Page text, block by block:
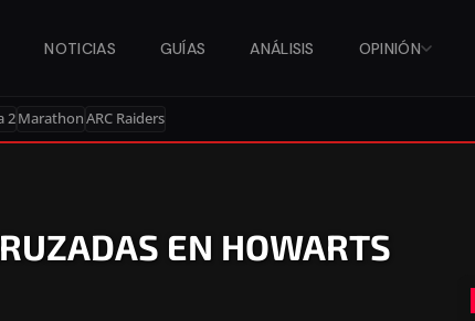
NOTICIAS GUÍAS ANÁLISIS OPINIÓN
2MarathonARC Raiders
EN HOWARTS